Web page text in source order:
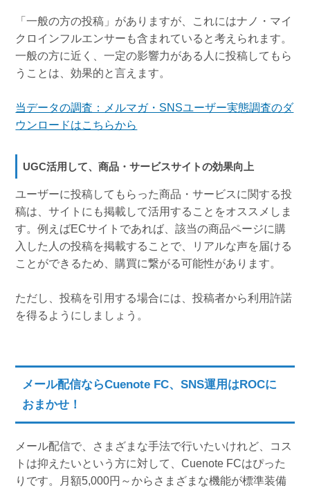
「一般の方の投稿」がありますが、これにはナノ・マイ
クロインフルエンサーも含まれていると考えられます。
一般の方に近く、一定の影響力がある人に投稿してもら
うことは、効果的と言えます。
当データの調査：メルマガ・SNSユーザー実態調査のダ
ウンロードはこちらから
UGC活用して、商品・サービスサイトの効果向上
ユーザーに投稿してもらった商品・サービスに関する投
稿は、サイトにも掲載して活用することをオススメしま
す。例えばECサイトであれば、該当の商品ページに購
入した人の投稿を掲載することで、リアルな声を届ける
ことができるため、購買に繋がる可能性があります。
ただし、投稿を引用する場合には、投稿者から利用許諾
を得るようにしましょう。
メール配信ならCuenote FC、SNS運用はROCに
おまかせ！
メール配信で、さまざまな手法で行いたいけれど、コス
トは抑えたいという方に対して、Cuenote FCはぴった
りです。月額5,000円～からさまざまな機能が標準装備